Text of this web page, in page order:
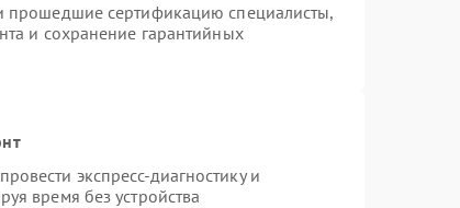
прошедшие сертификацию специалисты,
и сохранение гарантийных
экспресс-диагностику и
время без устройства